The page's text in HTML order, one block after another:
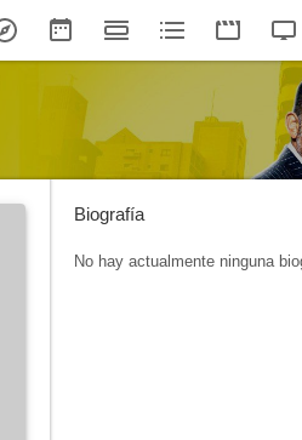
Biografía
No hay actualmente ninguna